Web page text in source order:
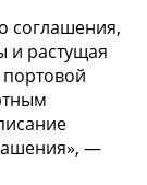
соглашения,
и растущая
—